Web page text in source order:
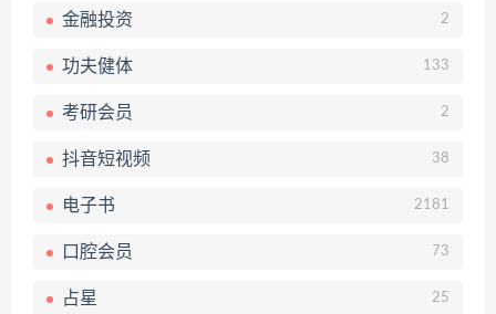
金融投资 2
功夫健体 133
考研会员 2
抖音短视频 38
电子书 2181
口腔会员 73
占星 25